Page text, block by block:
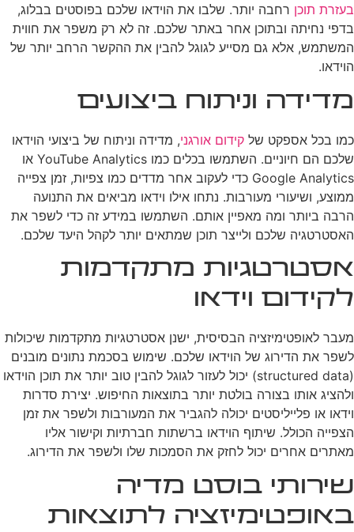
בעזרת תוכן רחבה יותר. שלבו את הוידאו שלכם בפוסטים בבלוג,
בדפי נחיתה ובתוכן אחר באתר שלכם. זה לא רק משפר את חווית
המשתמש, אלא גם מסייע לגוגל להבין את ההקשר הרחב יותר של
הוידאו.
מדידה וניתוח ביצועים
כמו בכל אספקט של קידום אורגני, מדידה וניתוח של ביצועי הוידאו
שלכם הם חיוניים. השתמשו בכלים כמו YouTube Analytics או
Google Analytics כדי לעקוב אחר מדדים כמו צפיות, זמן צפייה
ממוצע, ושיעורי מעורבות. נתחו אילו וידאו מביאים את התנועה
הרבה ביותר ומה מאפיין אותם. השתמשו במידע זה כדי לשפר את
האסטרטגיה שלכם ולייצר תוכן שמתאים יותר לקהל היעד שלכם.
אסטרטגיות מתקדמות
לקידום וידאו
מעבר לאופטימיזציה הבסיסית, ישנן אסטרטגיות מתקדמות שיכולות
לשפר את הדירוג של הוידאו שלכם. שימוש בסכמת נתונים מובנים
(structured data) יכול לעזור לגוגל להבין טוב יותר את תוכן הוידאו
ולהציג אותו בצורה בולטת יותר בתוצאות החיפוש. יצירת סדרות
וידאו או פלייליסטים יכולה להגביר את המעורבות ולשפר את זמן
הצפייה הכולל. שיתוף הוידאו ברשתות חברתיות וקישור אליו
מאתרים אחרים יכול לחזק את הסמכות שלו ולשפר את הדירוג.
שירותי בוסט מדיה
באופטימיזציה לתוצאות